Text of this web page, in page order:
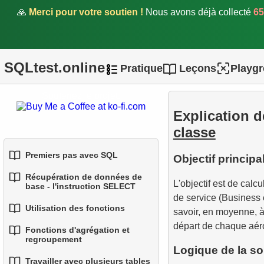
🙏 Merci pour votre soutien ! Nous avons déjà collecté
SQLtest.online Pratique Leçons
Premiers pas avec SQL
1.Introduction aux bases de
données
3.Concepts des bases
Récupération de données de
base - l'instruction SELECT
1.Sélectionner des données
d'une table
Utilisation des fonctions
1.Fonctions SQL intégrées
2.Fonctions de chaîne
Fonctions d'agrégation et
regroupement
Travailler avec plusieurs tables
Explication
classe
Objectif
L'objectif est de
de service (Business
savoir, en moyenne,
départ de chaque
Logique de la